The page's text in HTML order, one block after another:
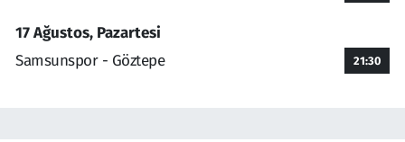
17 Ağustos, Pazartesi
Samsunspor - Göztepe
21:30